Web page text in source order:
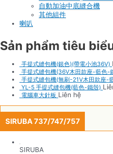
自動加油中底縫合機
其他組件
喇叭
Sản phẩm tiêu
手提式縫包機(銀色)(帶電小池36V)
手提式縫包機(36V木田款座-藍色-
手提式縫包機(無刷-21V木田款座-
YL-5 手提式縫包機(藍色-鐵殼)
電腦車大針板 Liên hệ
SIRUBA 737/747/757
SIRUBA